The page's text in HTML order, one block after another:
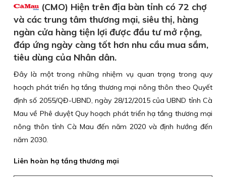
(CMO) Hiện trên địa bàn tỉnh có 72 chợ
và các trung tâm thương mại, siêu thị, hàng
ngàn cửa hàng tiện lợi được đầu tư mở rộng,
đáp ứng ngày càng tốt hơn nhu cầu mua sắm,
tiêu dùng của Nhân dân.
Đây là một trong những nhiệm vụ quan trọng trong quy
hoạch phát triển hạ tầng thương mại nông thôn theo Quyết
định số 2055/QĐ-UBND, ngày 28/12/2015 của UBND tỉnh Cà
Mau về Phê duyệt Quy hoạch phát triển hạ tầng thương mại
nông thôn tỉnh Cà Mau đến năm 2020 và định hướng đến
năm 2030.
Liên hoàn hạ tầng thương mại